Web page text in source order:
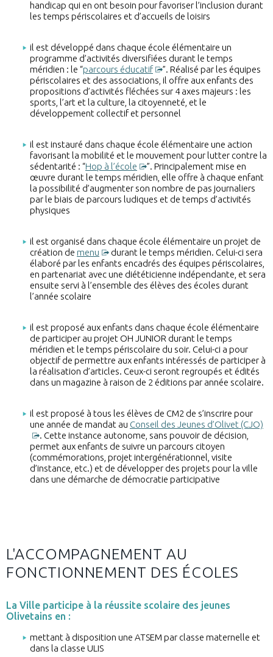
handicap qui en ont besoin pour favoriser l’inclusion durant
les temps périscolaires et d’accueils de loisirs
il est développé dans chaque école élémentaire un
programme d’activités diversifiées durant le temps
méridien : le “parcours éducatif
”. Réalisé par les équipes
périscolaires et des associations, il offre aux enfants des
propositions d’activités fléchées sur 4 axes majeurs : les
sports, l’art et la culture, la citoyenneté, et le
développement collectif et personnel
il est instauré dans chaque école élémentaire une action
favorisant la mobilité et le mouvement pour lutter contre la
sédentarité : “Hop à l’école
”. Principalement mise en
œuvre durant le temps méridien, elle offre à chaque enfant
la possibilité d’augmenter son nombre de pas journaliers
par le biais de parcours ludiques et de temps d’activités
physiques
il est organisé dans chaque école élémentaire un projet de
création de menu
durant le temps méridien. Celui-ci sera
élaboré par les enfants encadrés des équipes périscolaires,
en partenariat avec une diététicienne indépendante, et sera
ensuite servi à l’ensemble des élèves des écoles durant
l’année scolaire
il est proposé aux enfants dans chaque école élémentaire
de participer au projet OH JUNIOR durant le temps
méridien et le temps périscolaire du soir. Celui-ci a pour
objectif de permettre aux enfants intéressés de participer à
la réalisation d’articles. Ceux-ci seront regroupés et édités
dans un magazine à raison de 2 éditions par année scolaire.
il est proposé à tous les élèves de CM2 de s’inscrire pour
une année de mandat au Conseil des Jeunes d’Olivet (CJO)
. Cette instance autonome, sans pouvoir de décision,
permet aux enfants de suivre un parcours citoyen
(commémorations, projet intergénérationnel, visite
d’instance, etc.) et de développer des projets pour la ville
dans une démarche de démocratie participative
L'ACCOMPAGNEMENT AU
FONCTIONNEMENT DES ÉCOLES
La Ville participe à la réussite scolaire des jeunes
Olivetains en :
mettant à disposition une ATSEM par classe maternelle et
dans la classe ULIS